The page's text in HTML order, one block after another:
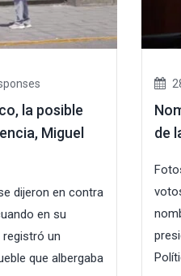
la posible
Miguel
dijeron en contra
en su
un
que albergaba
de